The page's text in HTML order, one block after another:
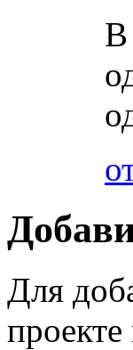
В
Для